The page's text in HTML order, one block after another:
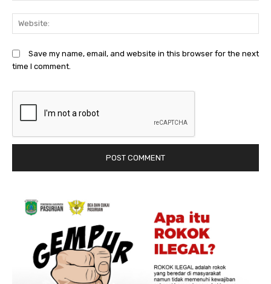
Save my name, email, and website in this browser for the next
time I comment.